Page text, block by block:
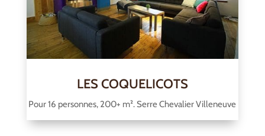
LES COQUELICOTS
Pour 16 personnes, 200+ m². Serre Chevalier Villeneuve